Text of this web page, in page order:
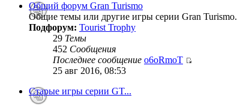
Общий форум Gran Turismo
Общие темы или другие игры серии Gran Turismo.
Подфорум: Tourist Trophy
29 Темы
452 Сообщения
Последнее сообщение o6oRmoT
25 авг 2016, 08:53
Старые игры серии GT...